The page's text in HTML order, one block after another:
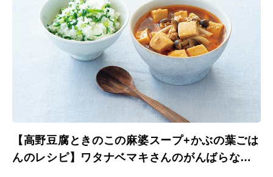
【高野豆腐ときのこの麻婆スープ+かぶの葉ごは
んのレシピ】ワタナベマキさんのがんばらない